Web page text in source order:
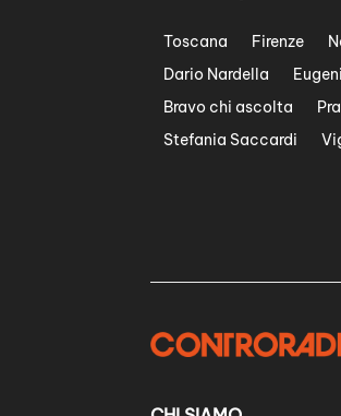
Toscana Firenze
Dario Nardella
Bravo chi ascolta
Stefania Saccardi